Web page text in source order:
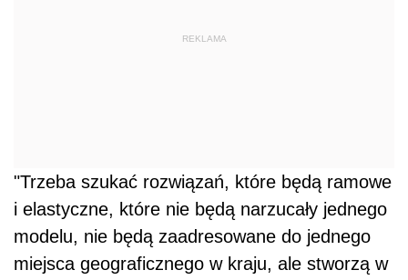
REKLAMA
"Trzeba szukać rozwiązań, które będą ramowe
i elastyczne, które nie będą narzucały jednego
modelu, nie będą zaadresowane do jednego
miejsca geograficznego w kraju, ale stworzą w